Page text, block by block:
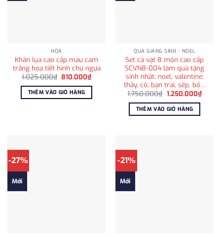
HỎA
Khăn lụa cao cấp màu cam
trắng họa tiết hình chú ngựa
1.025.000₫ Giá
là:
1.025.000₫.
810.000₫Giá
hiện
tại
810.000₫.
THÊM VÀO GIỎ HÀNG
QUÀ GIÁNG SINH - NOEL
Set cà vạt 8 món cao cấp
SCVN8-004 làm quà tặng
sinh nhật, noel, valentine;
thầy, cô; bạn trai, sếp, bố…
1.750.000₫ Giá
là:
1.750.000₫.
1.250.000₫Giá
hiện
THÊM VÀO GIỎ HÀNG
-27%
Mới
-21%
Mới